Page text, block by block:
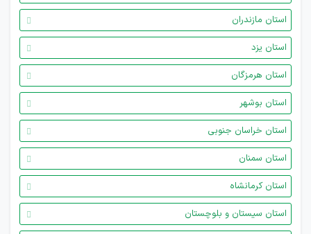
استان مازندران
استان یزد
استان هرمزگان
استان بوشهر
استان خراسان جنوبی
استان سمنان
استان کرمانشاه
استان سیستان و بلوچستان